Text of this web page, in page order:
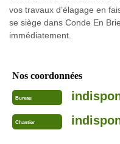
vos travaux d’élagage en
se siège dans Conde En
immédiatement.
Nos coordonnées
Bureau
Chantier